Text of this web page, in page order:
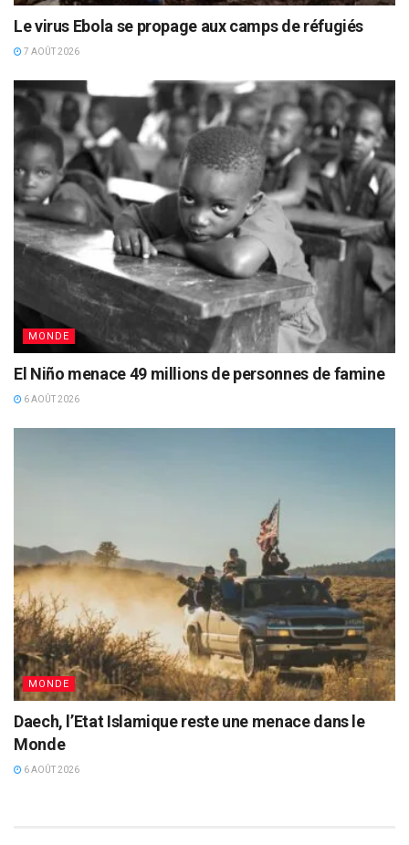
Le virus Ebola se propage aux camps de réfugiés
7 AOÛT 2026
MONDE
El Niño menace 49 millions de personnes de famine
6 AOÛT 2026
MONDE
Daech, l’Etat Islamique reste une menace dans le
Monde
6 AOÛT 2026